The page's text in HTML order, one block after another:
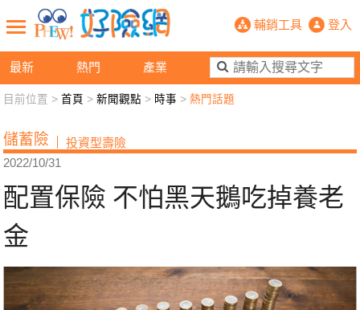
最新 熱門 產業
配置保險 不怕黑天鵝吃掉養老金-
輔銷工具 登入
新聞觀點 業務交流 好險懂生活
退休先準備 好險學堂 輔銷工具 活動專區
目前位置 >首頁 >新聞觀點 > 時事 >熱門話題
儲蓄險 投資型壽險
2022/10/31
配置保險 不怕黑天鵝吃掉養老
金